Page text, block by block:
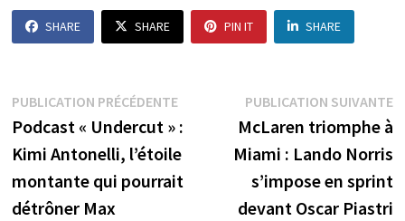
SHARE SHARE PIN IT SHARE
Navigation
de
l’article
PUBLICATION PRÉCÉDENTEPublication
précédente :
Podcast « Undercut » :
Kimi Antonelli, l’étoile
montante qui pourrait
détrôner Max
PUBLICATION SUIVANTE
McLaren triomphe à
Miami : Lando Norris
s’impose en sprint
devant Oscar Piastri